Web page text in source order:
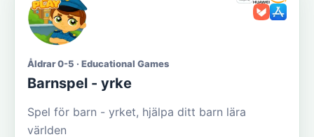
Åldrar 0-5 · Educational Games
Barnspel - yrke
Spel för barn - yrket, hjälpa ditt barn lära
världen